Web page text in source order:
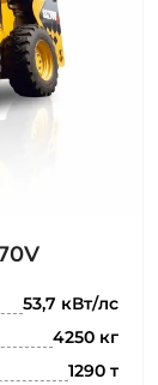
53,7 кВт/лс
4250 кг
1290 т